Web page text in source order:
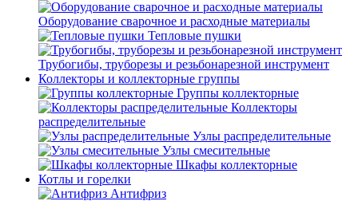
Оборудование сварочное и расходные материалы
Тепловые пушки
Трубогибы, труборезы и резьбонарезной инструмент
Коллекторы и коллекторные группы
Группы коллекторные
Коллекторы
распределительные
Узлы распределительные
Узлы смесительные
Шкафы коллекторные
Котлы и горелки
Антифриз